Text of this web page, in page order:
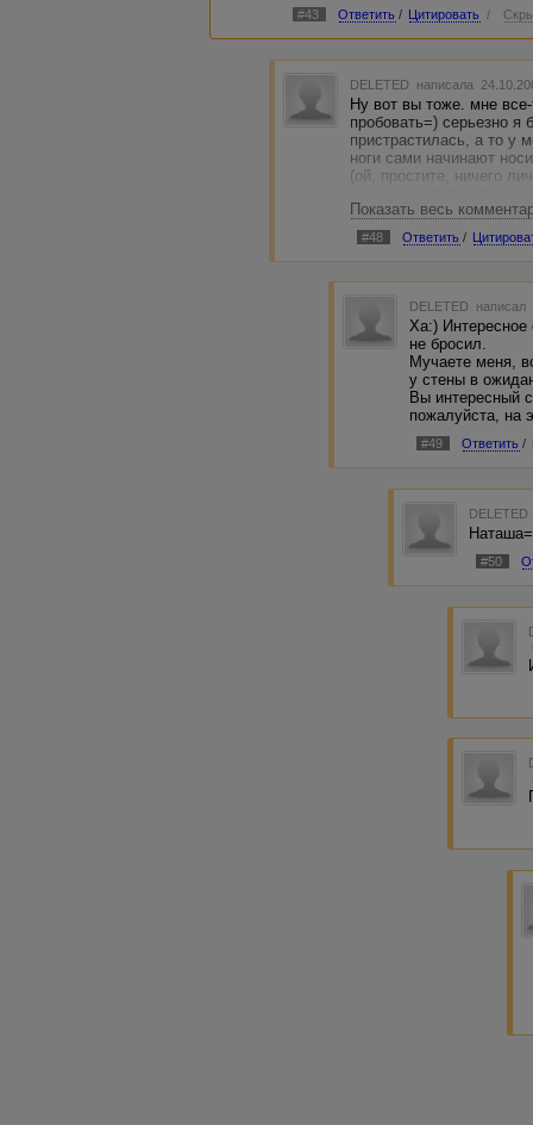
#43 Ответить / Цитировать /
DELETED написала
Ну вот вы тоже. мне
пробовать=) серьезно
пристрастилась, а то у
ноги сами начинают
(ой, простите, ничего
извините у меня всегда
уже кто-то пил. ну типа
Показать весь
#48 Ответить /
DELETED
Ха:)
не бросил.
Мучаете меня,
у стены в
Вы интересный
пожалуйста, на
#49 Ответить /
DELETED
#50